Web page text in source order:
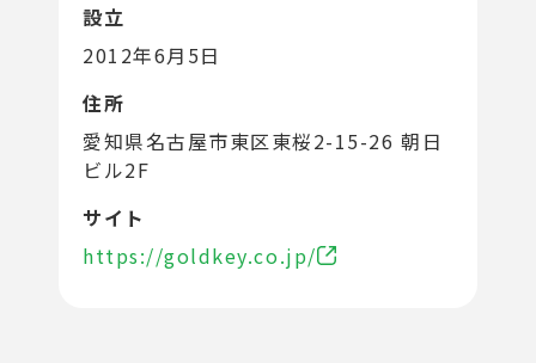
設立
2012年6月5日
住所
愛知県名古屋市東区東桜2-15-26 朝日
ビル2F
サイト
https://goldkey.co.jp/